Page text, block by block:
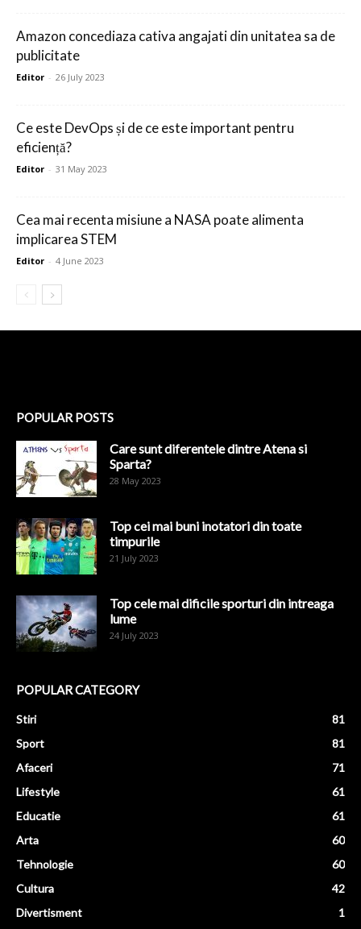
Amazon concediaza cativa angajati din unitatea sa de
publicitate
Editor - 26 July 2023
Ce este DevOps și de ce este important pentru
eficiență?
Editor - 31 May 2023
Cea mai recenta misiune a NASA poate alimenta
implicarea STEM
Editor - 4 June 2023
POPULAR POSTS
Care sunt diferentele dintre Atena si
Sparta?
28 May 2023
Top cei mai buni inotatori din toate
timpurile
21 July 2023
Top cele mai dificile sporturi din intreaga
lume
24 July 2023
POPULAR CATEGORY
Stiri
81
Sport
81
Afaceri
71
Lifestyle
61
Educatie
61
Arta
60
Tehnologie
60
Cultura
42
Divertisment
1